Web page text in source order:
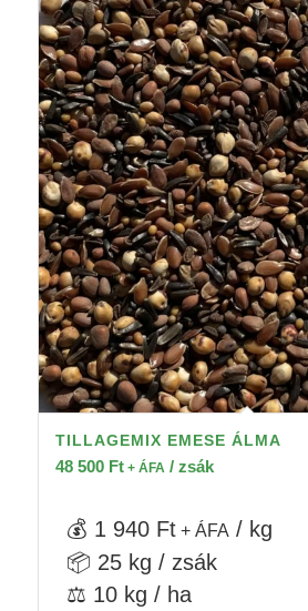
TILLAGEMIX EMESE ÁLMA
48 500 Ft+ ÁFA / zsák
💰 1 940 Ft+ ÁFA / kg
📦 25 kg / zsák
⚖️ 10 kg / ha